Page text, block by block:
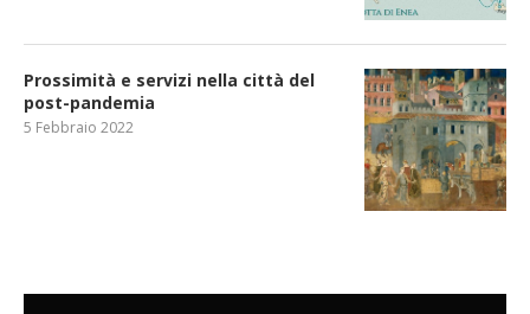
Prossimità e servizi nella città del
post-pandemia
5 Febbraio 2022